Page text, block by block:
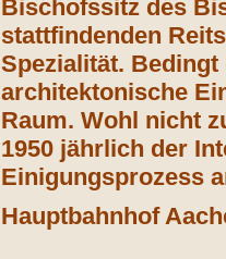
Bischofssitz des
stattfindenden
Spezialität.
architektonische
Raum. Wohl nicht
1950 jährlich der
Einigungsprozess
Hauptbahnhof